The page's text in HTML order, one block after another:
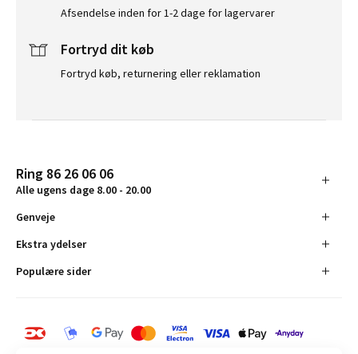
Afsendelse inden for 1-2 dage for lagervarer
Fortryd dit køb
Fortryd køb, returnering eller reklamation
Ring 86 26 06 06
Alle ugens dage 8.00 - 20.00
Genveje
Ekstra ydelser
Populære sider